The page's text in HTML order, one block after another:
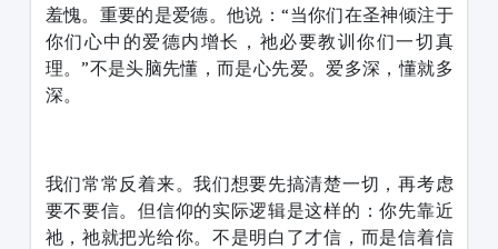
羞愧。重要的是爱德。他说：“当你们在圣神倾注于
你们心中的爱德内增长，祂必要教训你们一切真
理。”不是头脑先懂，而是心先爱。爱多深，懂就多
深。
我们常常反着来。我们想要先搞清楚一切，再考虑
要不要信。但信仰的实际逻辑是这样的：你先靠近
祂，祂就把光给你。不是明白了才信，而是信着信